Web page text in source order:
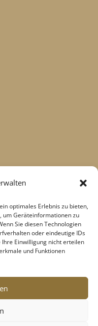
ein optimales Erlebnis zu bieten,
um Geräteinformationen zu
Sie diesen Technologien
oder eindeutige IDs
Einwilligung nicht erteilen
und Funktionen